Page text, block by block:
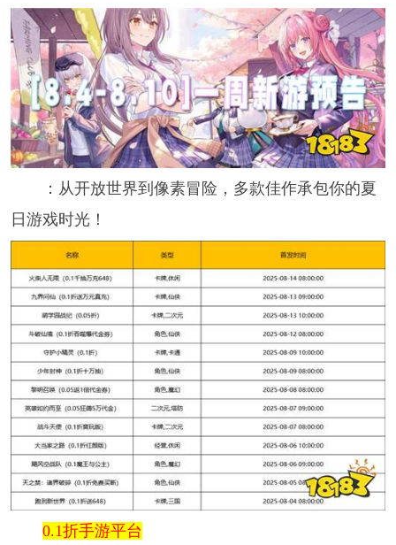
：从开放世界到像素冒险，多款佳作承包你的夏
日游戏时光！
0.1折手游平台